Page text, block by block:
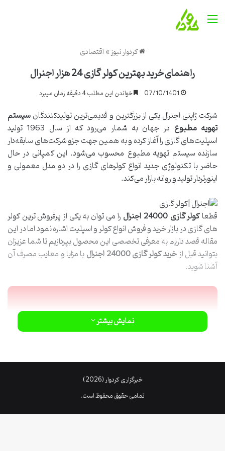
منو
کردوار نیوز»اقتصادی
راهنمای خرید بهترین کولر گازی 24 هزار اجنرال
07/10/1401 خواندن این مطلب 4 دقیقه زمان میبرد
شرکت ژاپنی اجنرال یکی از بزرگترین و قدیمی‌ترین تولیدکنندگانسیستم
تهویه مطبوع در جهان به شمار می‌رود که از سال 1963 تولید
اسپلیت‌های گازی را آغاز کرده و به همین جهت جزو شرکت‌های سابقه‌دار
سازنده سیستم تهویه مطبوع محسوب می‌شود. این کمپانی در حال
حاضر با تکنولوژی جدید انواع کولرهای گازی را در دو مدل معمولی و
اینورتردار تولید و روانه بازار می‌کند.
قطعاکولر گازی24000 اجنرالرا می توان به یکی از پرفروش ترین کولر
های گازی در بازار خرید و فروش انواع کولر و اسپلیت اشاره نمود اما در این
مقاله قصد داریم به معرفی تخصصی این محصول بپردازیم تا شما عزیزان
بتوانید قبل ازخریدکولر گازی 24000 اجنرال با مزایا و معایب مصرف آن
آشنا شوید.
نمایش بیشتر
خبرگزاری کردوار (2026)
تمامی حقوق محفوظ است.